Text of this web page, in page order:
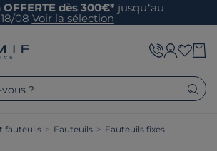
dès 300€* jusqu’au
18/08 Voir la sélection
?
fauteuils > Fauteuils > Fauteuils fixes